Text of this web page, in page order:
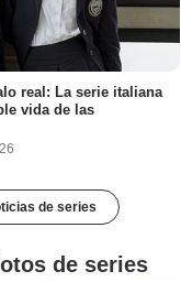
real: La serie italiana
vida de las
de series
de series